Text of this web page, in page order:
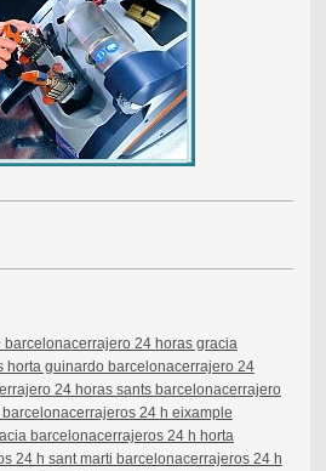
barcelonacerrajero 24 horas gracia
horta guinardo barcelonacerrajero 24
24 horas sants barcelonacerrajero
cerrajeros 24 h eixample
barcelonacerrajeros 24 h horta
24 h sant marti barcelonacerrajeros 24 h